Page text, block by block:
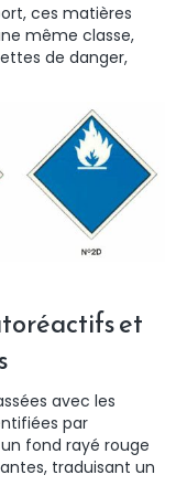
ces matières
même classe,
de danger,
et
avec les
par
fond rayé rouge
traduisant un